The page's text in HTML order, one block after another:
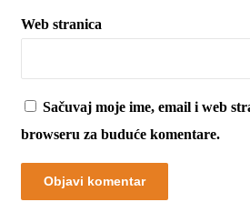
Web stranica
Sačuvaj moje ime, email i web
browseru za buduće komentare.